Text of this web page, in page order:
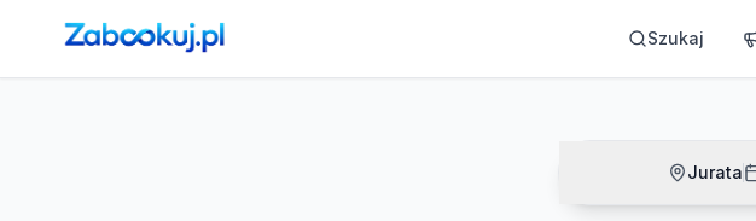
Strona główna ›Noclegi Szukaj
Jurata